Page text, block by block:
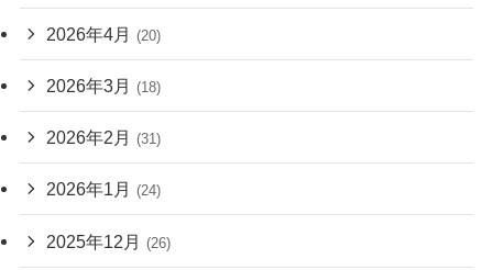
2026年4月 (20)
2026年3月 (18)
2026年2月 (31)
2026年1月 (24)
2025年12月 (26)